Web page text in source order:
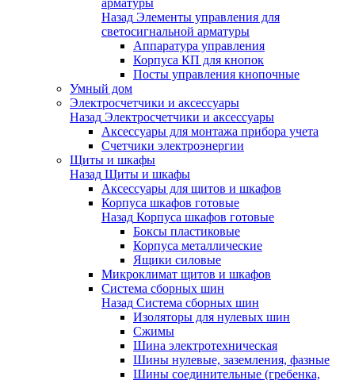
арматуры
Назад Элементы управления для
светосигнальной арматуры
Аппаратура управления
Корпуса КП для кнопок
Посты управления кнопочные
Умный дом
Электросчетчики и аксессуары
Назад Электросчетчики и аксессуары
Аксессуары для монтажа прибора учета
Счетчики электроэнергии
Щиты и шкафы
Назад Щиты и шкафы
Аксессуары для щитов и шкафов
Корпуса шкафов готовые
Назад Корпуса шкафов готовые
Боксы пластиковые
Корпуса металлические
Ящики силовые
Микроклимат щитов и шкафов
Система сборных шин
Назад Система сборных шин
Изоляторы для нулевых шин
Сжимы
Шина электротехническая
Шины нулевые, заземления, фазные
Шины соединительные (гребенка,